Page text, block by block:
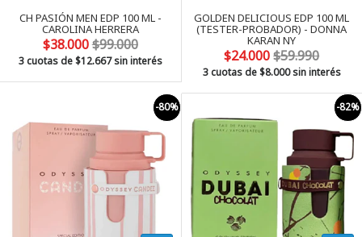
CH PASIÓN MEN EDP 100 ML -
CAROLINA HERRERA
$38.000$99.000
3 cuotas de$12.667sin interés
GOLDEN DELICIOUS EDP 100 ML
(TESTER-PROBADOR) - DONNA
KARAN NY
$24.000$59.990
3 cuotas de$8.000sin interés
-80% -82%